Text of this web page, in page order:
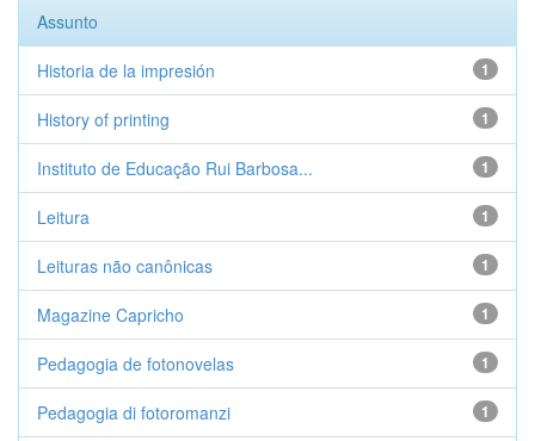
Assunto
1
Historia de la impresión
1
History of printing
1
Instituto de Educação Rui Barbosa...
1
Leitura
1
Leituras não canônicas
1
Magazine Capricho
1
Pedagogia de fotonovelas
1
Pedagogia di fotoromanzi